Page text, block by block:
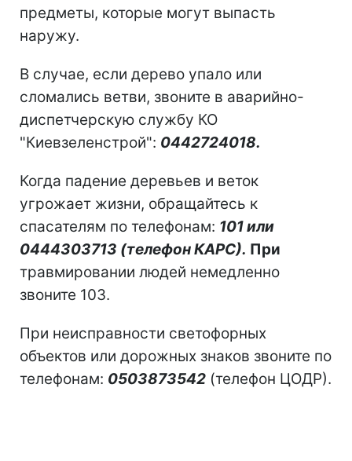
предметы, которые могут выпасть
наружу.
В случае, если дерево упало или
сломались ветви, звоните в аварийно-
диспетчерскую службу КО
"Киевзеленстрой": 0442724018.
Когда падение деревьев и веток
угрожает жизни, обращайтесь к
спасателям по телефонам: 101 или
0444303713 (телефон КАРС). При
травмировании людей немедленно
звоните 103.
При неисправности светофорных
объектов или дорожных знаков звоните по
телефонам: 0503873542 (телефон ЦОДР).